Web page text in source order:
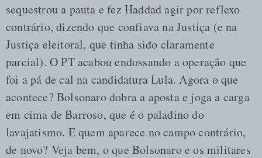
sequestrou a pauta e fez Haddad agir por reflexo
contrário, dizendo que confiava na Justiça (e na
Justiça eleitoral, que tinha sido claramente
parcial). O PT acabou endossando a operação que
foi a pá de cal na candidatura Lula. Agora o que
acontece? Bolsonaro dobra a aposta e joga a carga
em cima de Barroso, que é o paladino do
lavajatismo. E quem aparece no campo contrário,
de novo? Veja bem, o que Bolsonaro e os militares